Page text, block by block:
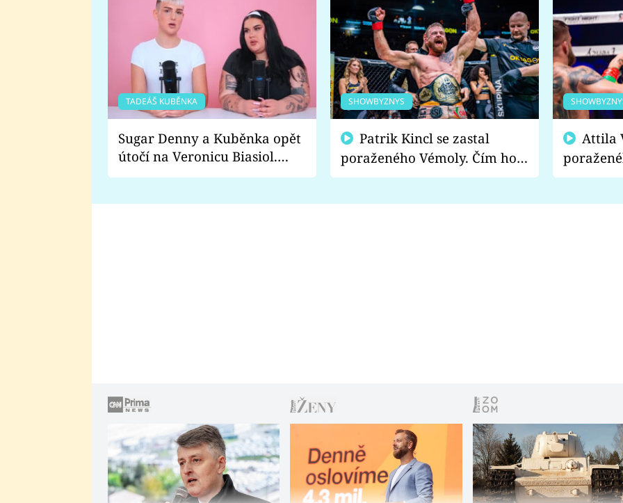
TADEÁŠ KUBĚNKA
Sugar Denny a Kuběnka opět
útočí na Veronicu Biasiol.
Proč je podle nich falešná a
SHOWBYZNYS
poraženého Vémoly. Čím ho
fanoušci naštvali?
chce